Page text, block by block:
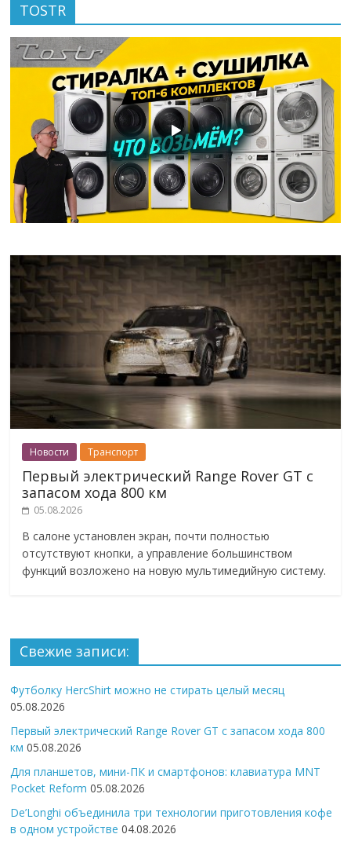
TOSTR
Новости Транспорт
Первый электрический Range Rover GT с
запасом хода 800 км
05.08.2026
В салоне установлен экран, почти полностью
отсутствуют кнопки, а управление большинством
функций возложено на новую мультимедийную систему.
Свежие записи:
Футболку HercShirt можно не стирать целый месяц
05.08.2026
Первый электрический Range Rover GT с запасом хода 800
км 05.08.2026
Для планшетов, мини-ПК и смартфонов: клавиатура MNT
Pocket Reform 05.08.2026
De’Longhi объединила три технологии приготовления кофе
в одном устройстве 04.08.2026